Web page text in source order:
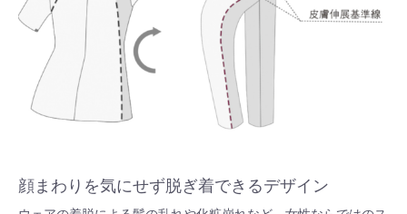
顔まわりを気にせず脱ぎ着できるデザイン